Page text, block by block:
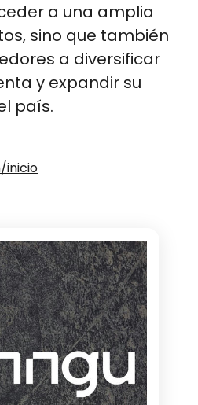
a una amplia
sino que también
a diversificar
y expandir su
país​​​​​​.
inicio